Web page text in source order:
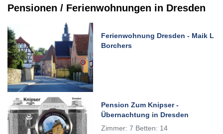
Pensionen / Ferienwohnungen in Dresden
Ferienwohnung Dresden - Maik L
Borchers
Pension Zum Knipser -
Übernachtung in Dresden
Zimmer: 7 Betten: 14